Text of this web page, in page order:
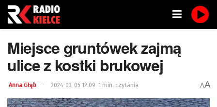
Miejsce gruntówek zajmą
ulice z kostki brukowej
Anna Głąb 2024-03-05 12:09 1 min. czytania AA